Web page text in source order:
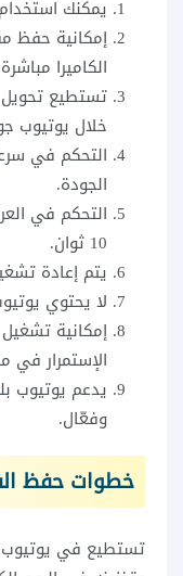
يمكنك
إمكانية حفظ
الكاميرا
خلال يوتيوب
التحكم في
الجودة.
التحكم في
10 ثوان.
يتم إعادة
لا يحتوي
إمكانية
الإستمرار في
يدعم يوتيوب
وفعّال.
خطوات حفظ
تستطيع في